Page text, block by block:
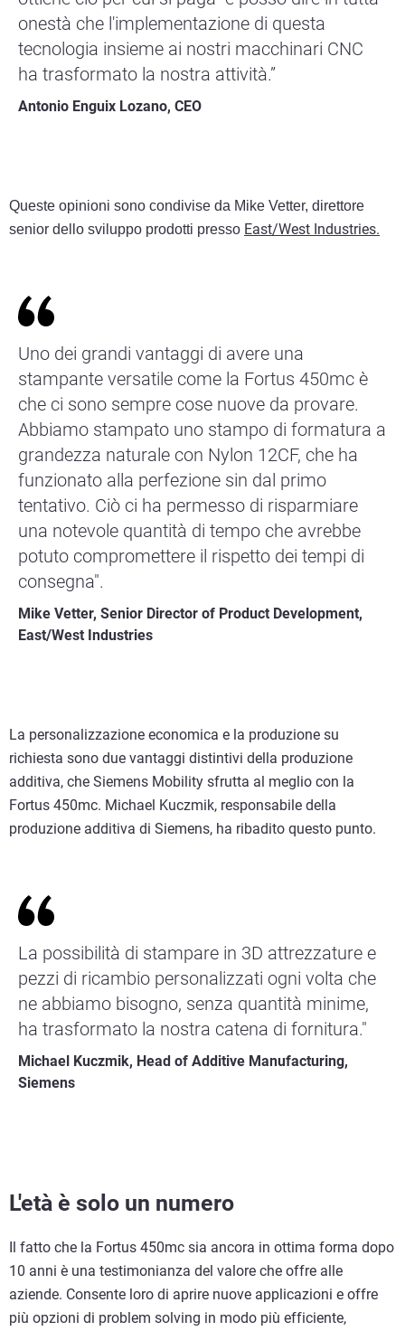
onestà che l'implementazione di questa
tecnologia insieme ai nostri macchinari CNC
ha trasformato la nostra attività.”
Antonio Enguix Lozano, CEO
Queste opinioni sono condivise da Mike Vetter, direttore
senior dello sviluppo prodotti presso East/West Industries.
Uno dei grandi vantaggi di avere una
stampante versatile come la Fortus 450mc è
che ci sono sempre cose nuove da provare.
Abbiamo stampato uno stampo di formatura a
grandezza naturale con Nylon 12CF, che ha
funzionato alla perfezione sin dal primo
tentativo. Ciò ci ha permesso di risparmiare
una notevole quantità di tempo che avrebbe
potuto compromettere il rispetto dei tempi di
consegna".
Mike Vetter, Senior Director of Product Development,
East/West Industries
La personalizzazione economica e la produzione su
richiesta sono due vantaggi distintivi della produzione
additiva, che Siemens Mobility sfrutta al meglio con la
Fortus 450mc. Michael Kuczmik, responsabile della
produzione additiva di Siemens, ha ribadito questo punto.
La possibilità di stampare in 3D attrezzature e
pezzi di ricambio personalizzati ogni volta che
ne abbiamo bisogno, senza quantità minime,
ha trasformato la nostra catena di fornitura."
Michael Kuczmik, Head of Additive Manufacturing,
Siemens
L'età è solo un numero
Il fatto che la Fortus 450mc sia ancora in ottima forma dopo
10 anni è una testimonianza del valore che offre alle
aziende. Consente loro di aprire nuove applicazioni e offre
più opzioni di problem solving in modo più efficiente,